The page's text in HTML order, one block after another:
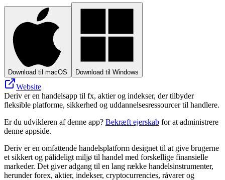
Download til macOS Download til Windows
Website
Deriv er en handelsapp til fx, aktier og indekser, der tilbyder
fleksible platforme, sikkerhed og uddannelsesressourcer til handlere.
Er du udvikleren af denne app? Bekræft ejerskab for at administrere
denne appside.
Deriv er en omfattende handelsplatform designet til at give brugerne
et sikkert og pålideligt miljø til handel med forskellige finansielle
markeder. Det giver adgang til en lang række handelsinstrumenter,
herunder forex, aktier, indekser, cryptocurrencies, råvarer og